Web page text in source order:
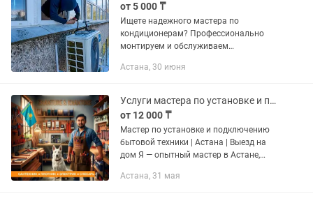
от 5 000 ₸
Ищете надежного мастера по
кондиционерам? Профессионально
монтируем и обслуживаем
брендов. Работаем чисто, быстро и на
Астана, 30 июня
Услуги мастера по установке и подключению бытовой техники.
от 12 000 ₸
Мастер по установке и подключению
бытовой техники | Астана | Выезд на
дом Я — опытный мастер в Астане,
установку и подключение бытовой
Астана, 31 мая